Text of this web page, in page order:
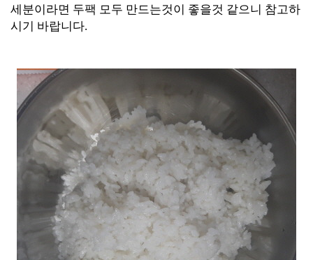
세분이라면 두팩 모두 만드는것이 좋을것 같으니 참고하
시기 바랍니다.